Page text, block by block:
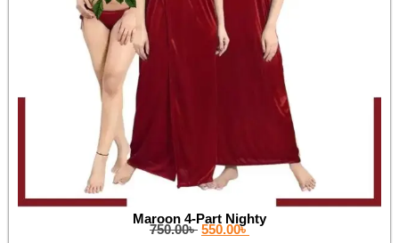
Maroon 4-Part Nighty
750.00৳ 550.00৳